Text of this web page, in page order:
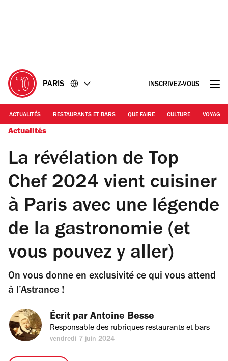
PARIS INSCRIVEZ-VOUS
ACTUALITÉS RESTAURANTS ET BARS QUE FAIRE CULTURE VOYAGE
Actualités
La révélation de Top
Chef 2024 vient cuisiner
à Paris avec une légende
de la gastronomie (et
vous pouvez y aller)
On vous donne en exclusivité ce qui vous attend
à l’Astrance !
Écrit par Antoine Besse
Responsable des rubriques restaurants et bars
vendredi 7 juin 2024